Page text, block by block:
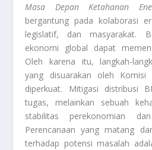
Masa Depan Ketahanan
bergantung pada kolaborasi
legislatif, dan masyarakat.
ekonomi global dapat
Oleh karena itu, langkah-
yang disuarakan oleh
diperkuat. Mitigasi distribusi
tugas, melainkan sebuah
stabilitas perekonomian
Perencanaan yang matang
terhadap potensi masalah